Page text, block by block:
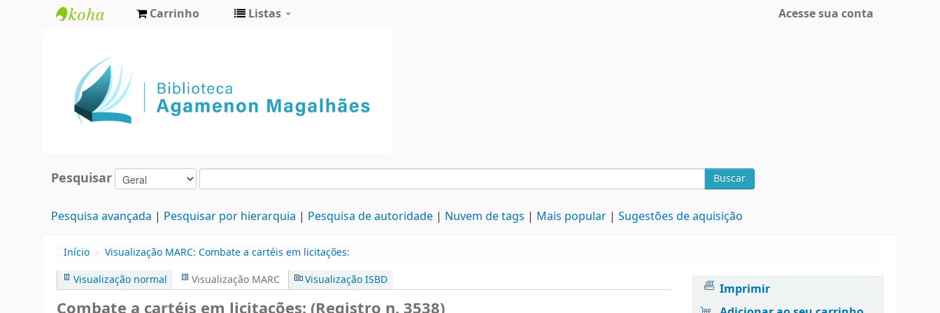
Agamenon
Magalhães
Carrinho Listas Acesse sua conta
Pesquisar Buscar
Pesquisa avançada Pesquisar por hierarquia Pesquisa de autoridade Nuvem de tags Mais popular Sugestões de aquisição
Início › Visualização MARC: Combate a cartéis em licitações:
Visualização normal
Visualização MARC Visualização ISBD
Imprimir